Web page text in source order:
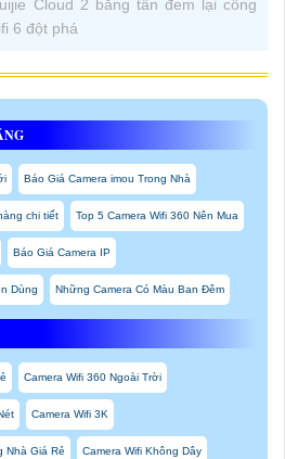
Cloud 2 băng tần đem lại công
6 đột phá
Báo Giá Camera imou Trong Nhà
chi tiết Top 5 Camera Wifi 360 Nên Mua
Báo Giá Camera IP
Dùng Những Camera Có Màu Ban Đêm
Camera Wifi 360 Ngoài Trời
Camera Wifi 3K
Nhà Giá Rẻ Camera Wifi Không Dây